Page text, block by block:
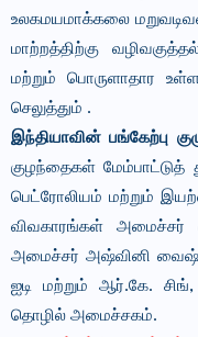
உலகமயமாக்கலை
மாற்றத்திற்கு
மற்றும் பொருளாதார
செலுத்தும் .
இந்தியாவின் பங்கேற்பு
குழந்தைகள் மேம்பாட்டுத்
பெட்ரோலியம் மற்றும்
விவகாரங்கள் அமைச்சர்
அமைச்சர் அஷ்வினி
ஐடி மற்றும் ஆர்.கே. சிங்,
தொழில் அமைச்சகம்.